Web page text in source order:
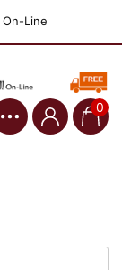
On-Line
0